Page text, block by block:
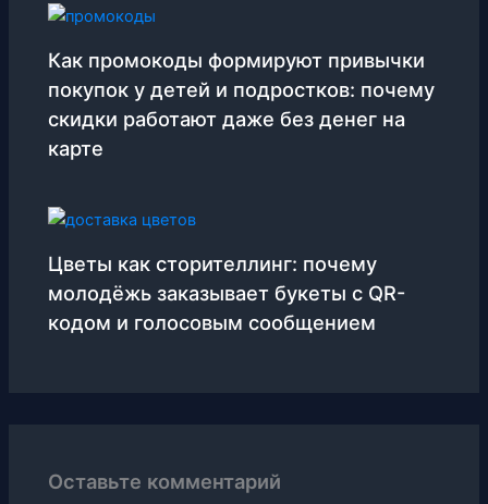
Как промокоды формируют привычки
покупок у детей и подростков: почему
скидки работают даже без денег на
карте
Цветы как сторителлинг: почему
молодёжь заказывает букеты с QR-
кодом и голосовым сообщением
Оставьте комментарий